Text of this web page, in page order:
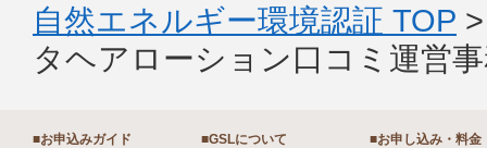
自然エネルギー環境認証 TOP
タヘアローション口コミ運営
■お申込みガイド ■GSLについて ■お申し込み・料金